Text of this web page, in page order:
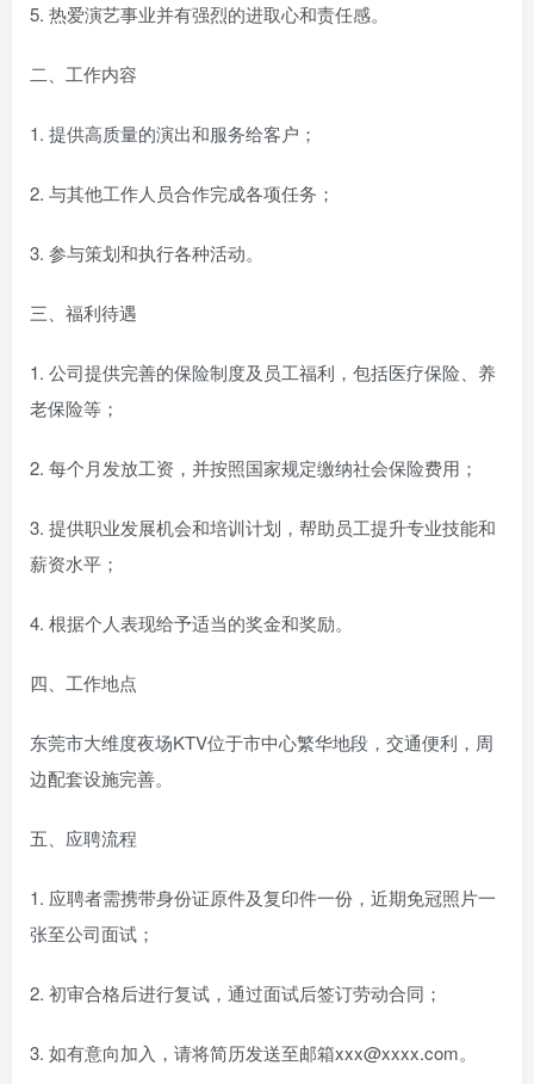
5. 热爱演艺事业并有强烈的进取心和责任感。
二、工作内容
1. 提供高质量的演出和服务给客户；
2. 与其他工作人员合作完成各项任务；
3. 参与策划和执行各种活动。
三、福利待遇
1. 公司提供完善的保险制度及员工福利，包括医疗保险、养
老保险等；
2. 每个月发放工资，并按照国家规定缴纳社会保险费用；
3. 提供职业发展机会和培训计划，帮助员工提升专业技能和
薪资水平；
4. 根据个人表现给予适当的奖金和奖励。
四、工作地点
东莞市大维度夜场KTV位于市中心繁华地段，交通便利，周
边配套设施完善。
五、应聘流程
1. 应聘者需携带身份证原件及复印件一份，近期免冠照片一
张至公司面试；
2. 初审合格后进行复试，通过面试后签订劳动合同；
3. 如有意向加入，请将简历发送至邮箱xxx@xxxx.com。